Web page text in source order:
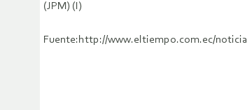
(JPM) (I)
Fuente:http://www.eltiempo.com.ec/